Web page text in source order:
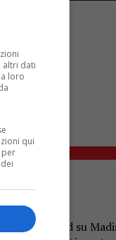
direzione sud su
altri dati
loro
qui
per